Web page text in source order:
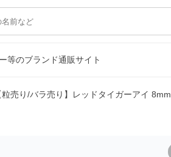
等のブランド通販サイト
粒売り/バラ売り】レッドタイガーアイ 8mm